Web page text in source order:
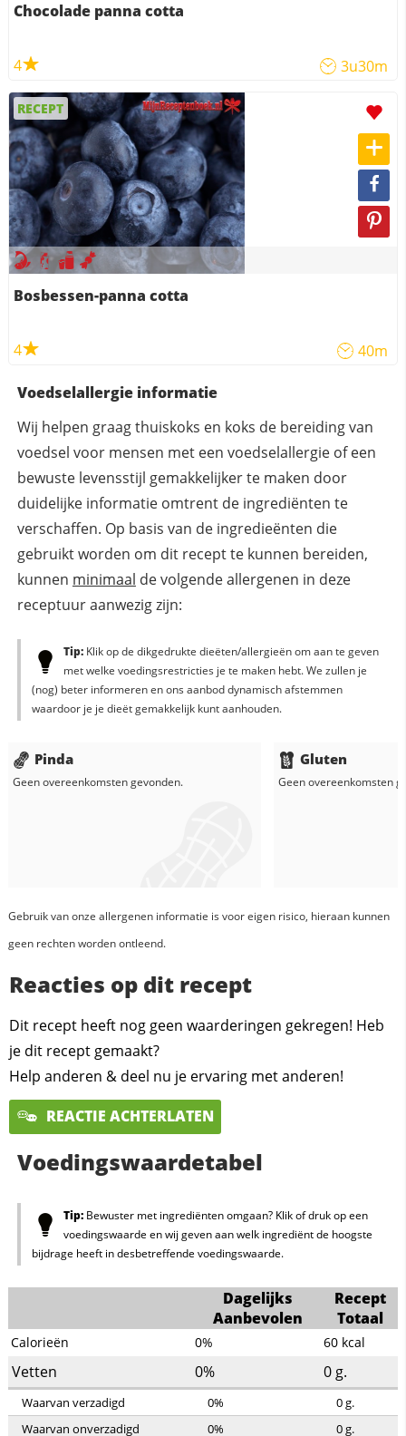
Chocolade panna cotta
4 3u30m
RECEPT
Bosbessen-panna cotta
4 40m
Voedselallergie informatie
Wij helpen graag thuiskoks en koks de bereiding van
voedsel voor mensen met een voedselallergie of een
bewuste levensstijl gemakkelijker te maken door
duidelijke informatie omtrent de ingrediënten te
verschaffen. Op basis van de ingredieënten die
gebruikt worden om dit recept te kunnen bereiden,
kunnen minimaal de volgende allergenen in deze
receptuur aanwezig zijn:
Tip:Klik op de dikgedrukte dieëten/allergieën om aan te geven
met welke voedingsrestricties je te maken hebt. We zullen je
(nog) beter informeren en ons aanbod dynamisch afstemmen
waardoor je je dieët gemakkelijk kunt aanhouden.
Pinda
Geen overeenkomsten gevonden.
Gluten
Geen overeenkomsten
Gebruik van onze allergenen informatie is voor eigen risico, hieraan kunnen
geen rechten worden ontleend.
Reacties op dit recept
Dit recept heeft nog geen waarderingen gekregen! Heb
je dit recept gemaakt?
Help anderen & deel nu je ervaring met anderen!
REACTIE ACHTERLATEN
Voedingswaardetabel
Tip:Bewuster met ingrediënten omgaan? Klik of druk op een
voedingswaarde en wij geven aan welk ingrediënt de hoogste
bijdrage heeft in desbetreffende voedingswaarde.
Dagelijks
Aanbevolen
Recept
Totaal
Calorieën 0% 60 kcal
Vetten 0% 0 g.
Waarvan verzadigd 0% 0g.
Waarvan onverzadigd
0% 0g.